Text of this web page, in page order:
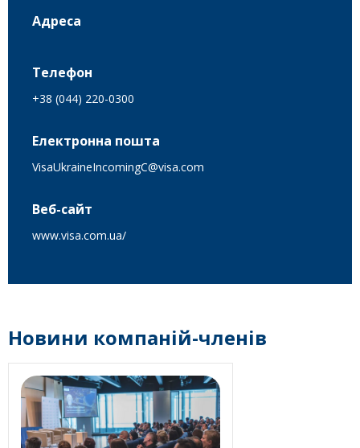
Адреса
Телефон
+38 (044) 220-0300
Електронна пошта
VisaUkraineIncomingC@visa.com
Веб-сайт
www.visa.com.ua/
Новини компаній-членів